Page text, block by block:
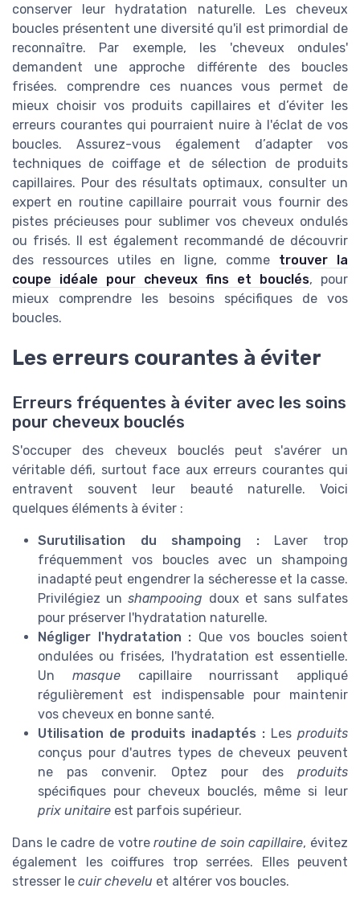
conserver leur hydratation naturelle. Les cheveux
boucles présentent une diversité qu'il est primordial de
reconnaître. Par exemple, les 'cheveux ondules'
demandent une approche différente des boucles
frisées. comprendre ces nuances vous permet de
mieux choisir vos produits capillaires et d’éviter les
erreurs courantes qui pourraient nuire à l'éclat de vos
boucles. Assurez-vous également d’adapter vos
techniques de coiffage et de sélection de produits
capillaires. Pour des résultats optimaux, consulter un
expert en routine capillaire pourrait vous fournir des
pistes précieuses pour sublimer vos cheveux ondulés
ou frisés. Il est également recommandé de découvrir
des ressources utiles en ligne, comme trouver la
coupe idéale pour cheveux fins et bouclés, pour
mieux comprendre les besoins spécifiques de vos
boucles.
Les erreurs courantes à éviter
Erreurs fréquentes à éviter avec les soins
pour cheveux bouclés
S'occuper des cheveux bouclés peut s'avérer un
véritable défi, surtout face aux erreurs courantes qui
entravent souvent leur beauté naturelle. Voici
quelques éléments à éviter :
Surutilisation du shampoing :Laver trop
fréquemment vos boucles avec un shampoing
inadapté peut engendrer la sécheresse et la casse.
Privilégiez unshampooing doux et sans sulfates
pour préserver l'hydratation naturelle.
Négliger l'hydratation : Que vos boucles soient
ondulées ou frisées, l'hydratation est essentielle.
Un masquecapillaire nourrissant appliqué
régulièrement est indispensable pour maintenir
vos cheveux en bonne santé.
Utilisation de produits inadaptés : Les produits
conçus pour d'autres types de cheveux peuvent
ne pas convenir. Optez pour des produits
spécifiques pour cheveux bouclés, même si leur
prix unitaire est parfois supérieur.
Dans le cadre de votreroutine de soin capillaire, évitez
également les coiffures trop serrées. Elles peuvent
stresser le cuir chevelu et altérer vos boucles.